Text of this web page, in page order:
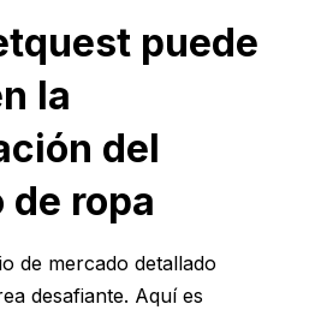
puede
la
del
de ropa
de mercado detallado
desafiante. Aquí es